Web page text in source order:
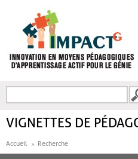
FORMULAIRE DE
VIGNETTES DE
Accueil Recherche